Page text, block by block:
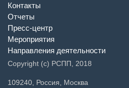
Контакты
Отчеты
Пресс-центр
Мероприятия
Направления деятельности
Copyright (c) РСПП, 2018
109240, Россия, Москва